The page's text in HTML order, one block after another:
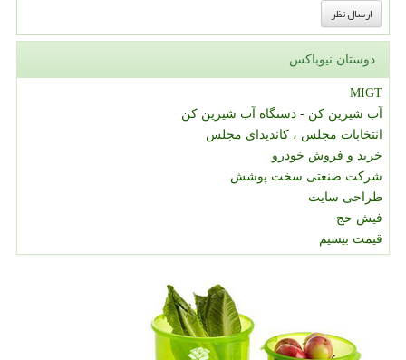
دوستان نیوباکس
MIGT
آب شیرین کن - دستگاه آب شیرین کن
انتخابات مجلس ، کاندیدای مجلس
خرید و فروش خودرو
شرکت صنعتی سخت پوشش
طراحی سایت
فیش حج
قیمت بیسیم